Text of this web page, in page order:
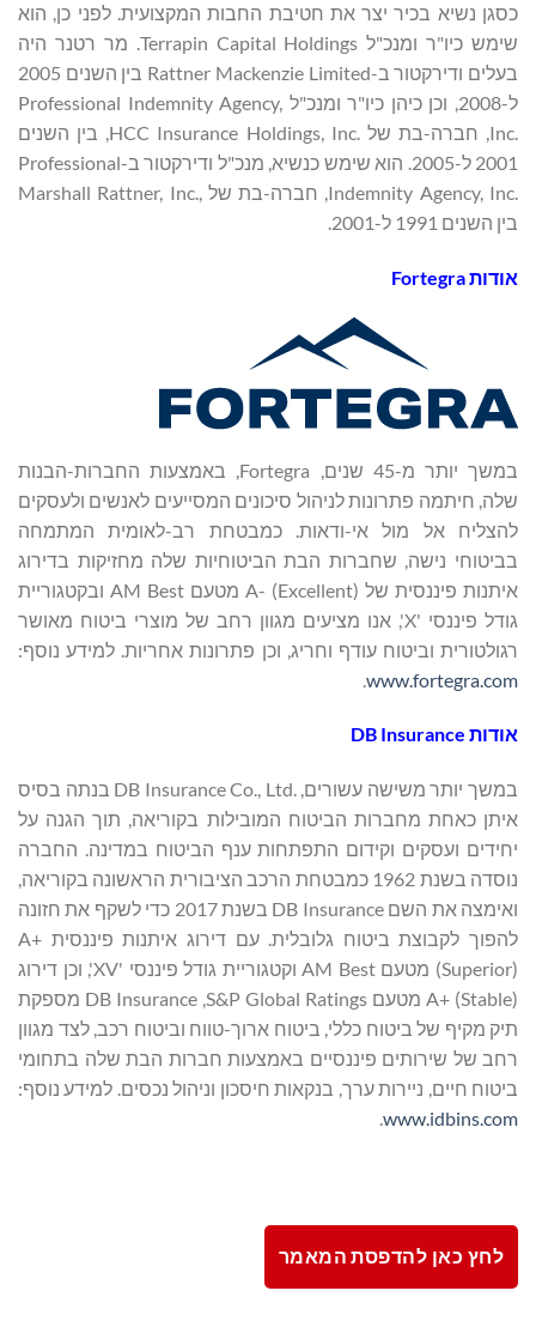
כסגן נשיא בכיר יצר את חטיבת החבות המקצועית. לפני כן, הוא
שימש כיו"ר ומנכ"ל Terrapin Capital Holdings. מר רטנר היה
בעלים ודירקטור ב-Rattner Mackenzie Limited בין השנים 2005
ל-2008, וכן כיהן כיו"ר ומנכ"ל Professional Indemnity Agency,
Inc.‎, חברה-בת של HCC Insurance Holdings, Inc.‎, בין השנים
2001 ל-2005. הוא שימש כנשיא, מנכ"ל ודירקטור ב-Professional
Indemnity Agency, Inc.‎, חברה-בת של Marshall Rattner, Inc.,‎
בין השנים 1991 ל-2001.
אודותFortegra
במשך יותר מ-45 שנים, Fortegra, באמצעות החברות-הבנות
שלה, חיתמה פתרונות לניהול סיכונים המסייעים לאנשים ולעסקים
להצליח אל מול אי-ודאות. כמבטחת רב-לאומית המתמחה
בביטוחי נישה, שחברות הבת הביטוחיות שלה מחזיקות בדירוג
איתנות פיננסית של A- (Excellent) מטעם AM Best ובקטגוריית
גודל פיננסי 'X', אנו מציעים מגוון רחב של מוצרי ביטוח מאושר
רגולטורית וביטוח עודף וחריג, וכן פתרונות אחריות. למידע נוסף:
www.fortegra.com
אודות DB Insurance
במשך יותר משישה עשורים, DB Insurance Co., Ltd.‎ בנתה בסיס
איתן כאחת מחברות הביטוח המובילות בקוריאה, תוך הגנה על
יחידים ועסקים וקידום התפתחות ענף הביטוח במדינה. החברה
נוסדה בשנת 1962 כמבטחת הרכב הציבורית הראשונה בקוריאה,
ואימצה את השם DB Insurance בשנת 2017 כדי לשקף את חזונה
להפוך לקבוצת ביטוח גלובלית. עם דירוג איתנות פיננסית A+
(Superior) מטעם AM Best וקטגוריית גודל פיננסי 'XV', וכן דירוג
A+ (Stable) מטעם S&P Global Ratings, ‏DB Insurance מספקת
תיק מקיף של ביטוח כללי, ביטוח ארוך-טווח וביטוח רכב, לצד מגוון
רחב של שירותים פיננסיים באמצעות חברות הבת שלה בתחומי
ביטוח חיים, ניירות ערך, בנקאות חיסכון וניהול נכסים. למידע נוסף:
www.idbins.com
.
לחץ כאן להדפסת המאמר